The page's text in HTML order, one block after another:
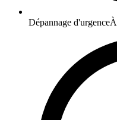
Dépannage d'urgence